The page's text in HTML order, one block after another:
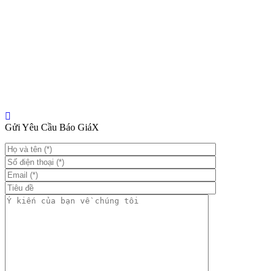
Gửi Yêu Cầu Báo GiáX